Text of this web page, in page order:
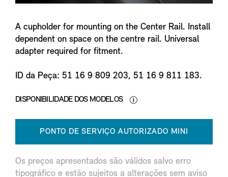
A cupholder for mounting on the Center Rail. Install
dependent on space on the centre rail. Universal
adapter required for fitment.
ID da Peça: 51 16 9 809 203, 51 16 9 811 183.
DISPONIBILIDADE DOS MODELOS
PONTO DE SERVIÇO AUTORIZADO MINI
Os preços apresentados são válidos salvo erro
tipográfico e estão sujeitos a alterações sem aviso